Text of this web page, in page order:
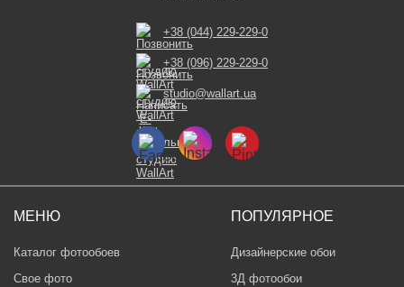
МЕНЮ
Каталог фотообоев
Свое фото
ПОПУЛЯРНОЕ
Дизайнерские обои
3Д фотообои
+38 (044) 229-229-0
+38 (096) 229-229-0
studio@wallart.ua